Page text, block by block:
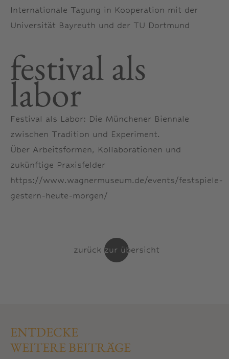
Internationale Tagung in Kooperation mit der
Universität Bayreuth und der TU Dortmund
festival als
labor
Festival als Labor: Die Münchener Biennale
zwischen Tradition und Experiment.
Über Arbeitsformen, Kollaborationen und
zukünftige Praxisfelder
https://www.wagnermuseum.de/events/festspiele-
gestern-heute-morgen/
zurück zur übersicht
zurück zur übersicht
ENTDECKE
WEITERE BEITRÄGE